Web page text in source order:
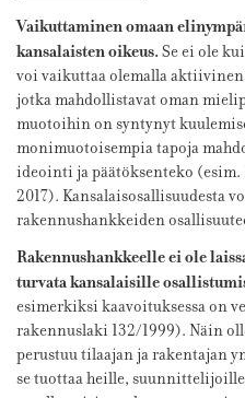
Vaikuttaminen omaan
kansalaisten oikeus. Se ei ole
voi vaikuttaa olemalla
jotka mahdollistavat oman
muotoihin on syntynyt
monimuotoisempia tapoja
ideointi ja päätöksenteko
2017). Kansalaisosallisuudesta
rakennushankkeiden
Rakennushankkeelle ei ole
turvata kansalaisille
esimerkiksi kaavoituksessa on
rakennuslaki 132/1999). Näin
perustuu tilaajan ja rakentajan
se tuottaa heille,